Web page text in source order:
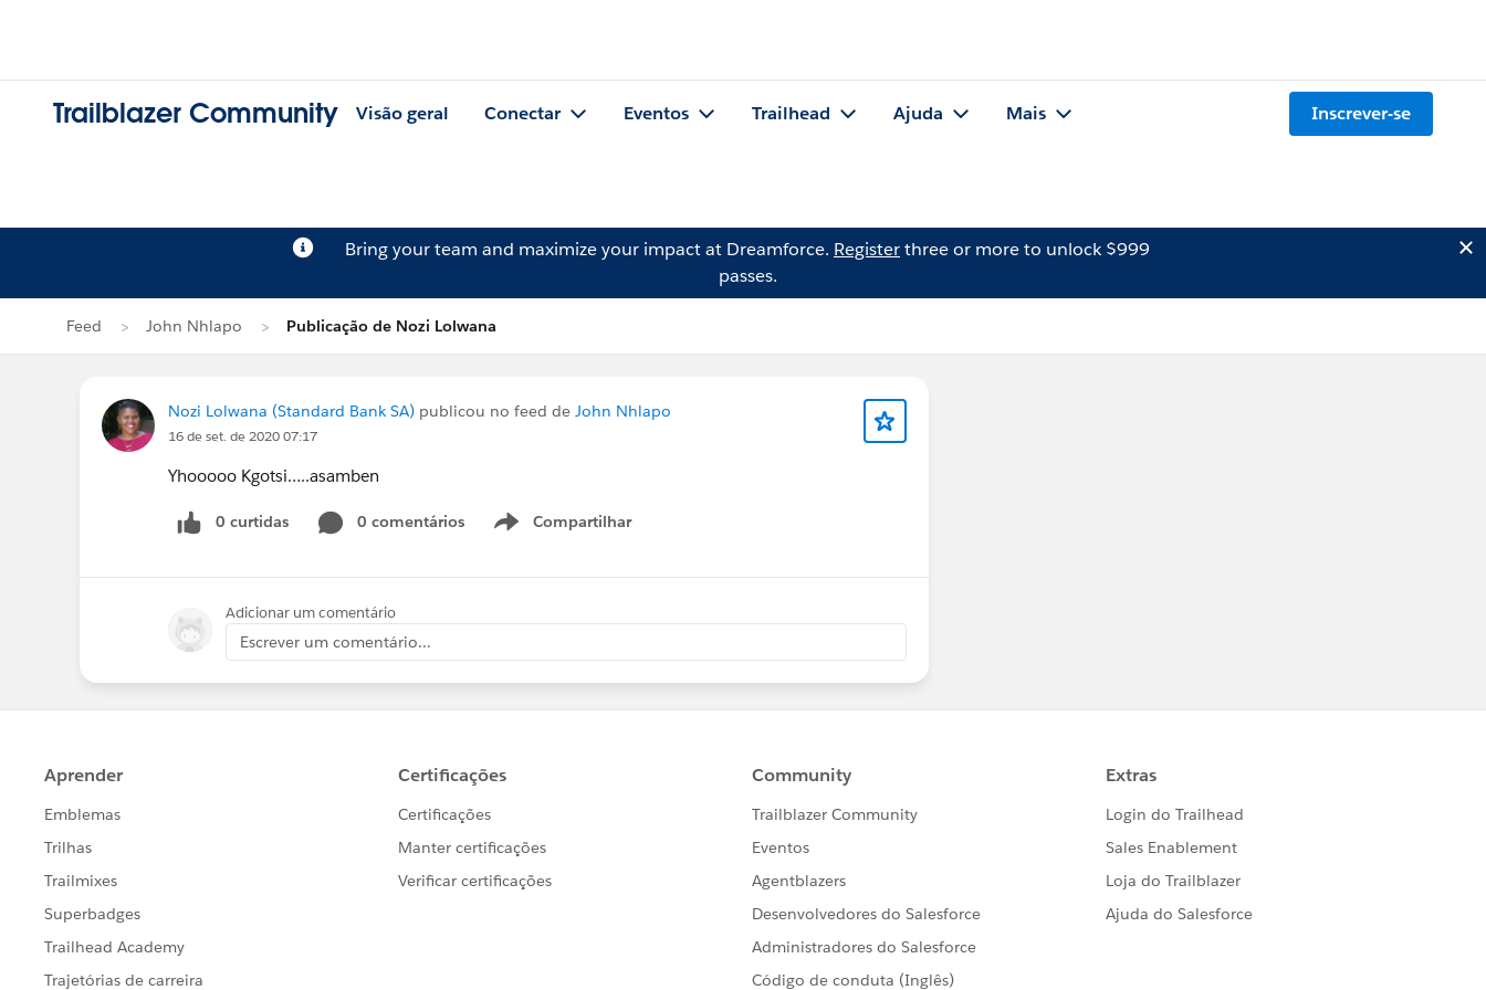
Trailblazer Community Visão geral Conectar Eventos Trailhead Ajuda Mais Inscrever-se
Bring your team and maximize your impact at Dreamforce. Registerthree or more to unlock $999
passes.
Feed John Nhlapo Publicação de Nozi Lolwana
Nozi Lolwana (Standard Bank SA) publicou no feed de John Nhlapo
16 de set. de 2020 07:17
Yhooooo Kgotsi…..asamben
0 curtidas 0 comentários Compartilhar
Show menu
Adicionar um comentário
Escrever um comentário...